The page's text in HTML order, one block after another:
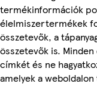
termékinformációk
élelmiszertermékek
összetevők, a
összetevők is.
címkét és ne
amelyek a